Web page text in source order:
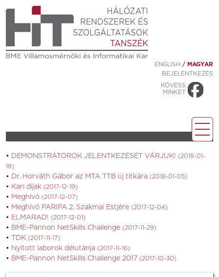
ENGLISH / MAGYAR
BEJELENTKEZÉS
KÖVESS
MINKET
DEMONSTRÁTOROK JELENTKEZÉSÉT VÁRJUK! (2018-01-
18)
Dr. Horváth Gábor az MTA TTB új titkára (2018-01-05)
Kari díjak (2017-12-19)
Meghívó (2017-12-07)
Meghívó PARIPA 2. Szakmai Estjére (2017-12-04)
ELMARAD! (2017-12-01)
BME-Pannon NetSkills Challenge (2017-11-29)
TDK (2017-11-17)
Nyitott laborok délutánja (2017-11-16)
BME-Pannon NetSkills Challenge 2017 (2017-10-30)